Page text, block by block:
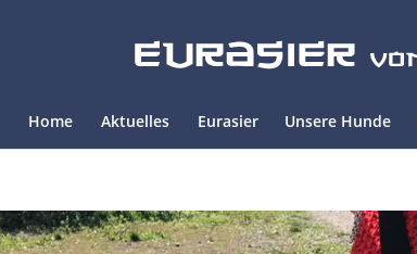
Home Aktuelles Eurasier Unsere Hunde